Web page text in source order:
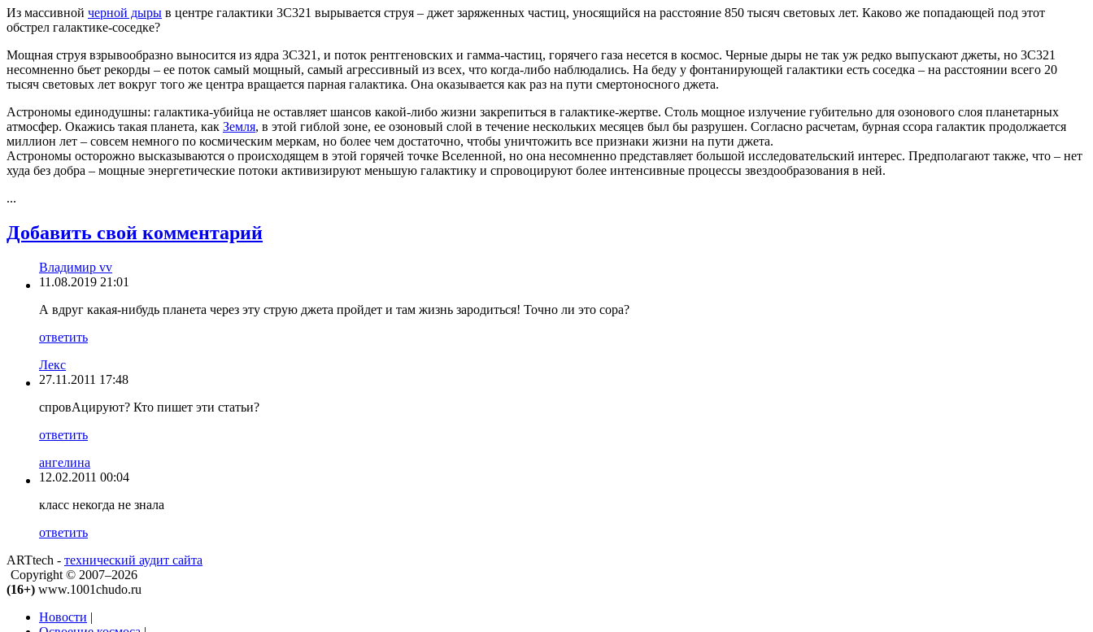
Из массивной черной дыры в центре галактики 3C321 вырывается струя – джет заряженных частиц, уносящийся на расстояние 850 тысяч световых лет. Каково же попадающей под этот
обстрел галактике-соседке?
Мощная струя взрывообразно выносится из ядра 3C321, и поток рентгеновских и гамма-частиц, горячего газа несется в космос. Черные дыры не так уж редко выпускают джеты, но 3C321
несомненно бьет рекорды – ее поток самый мощный, самый агрессивный из всех, что когда-либо наблюдались. На беду у фонтанирующей галактики есть соседка – на расстоянии всего 20
тысяч световых лет вокруг того же центра вращается парная галактика. Она оказывается как раз на пути смертоносного джета.
Астрономы единодушны: галактика-убийца не оставляет шансов какой-либо жизни закрепиться в галактике-жертве. Столь мощное излучение губительно для озонового слоя планетарных
атмосфер. Окажись такая планета, как Земля, в этой гиблой зоне, ее озоновый слой в течение нескольких месяцев был бы разрушен. Согласно расчетам, бурная ссора галактик продолжается
миллион лет – совсем немного по космическим меркам, но более чем достаточно, чтобы уничтожить все признаки жизни на пути джета.
Астрономы осторожно высказываются о происходящем в этой горячей точке Вселенной, но она несомненно представляет большой исследовательский интерес. Предполагают также, что – нет
худа без добра – мощные энергетические потоки активизируют меньшую галактику и спровоцируют более интенсивные процессы звездообразования в ней.
...
Добавить свой комментарий
Владимир vv
11.08.2019 21:01
А вдруг какая-нибудь планета через эту струю джета пройдет и там жизнь зародиться! Точно ли это сора?
ответить
Лекс
27.11.2011 17:48
спровАцируют? Кто пишет эти статьи?
ответить
ангелина
12.02.2011 00:04
класс некогда не знала
ответить
ARTtech - технический аудит сайта
Copyright © 2007–2026
(16+) www.1001chudo.ru
Новости |